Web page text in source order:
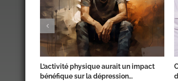
L’activité physique aurait un impact
bénéfique sur la dépression…